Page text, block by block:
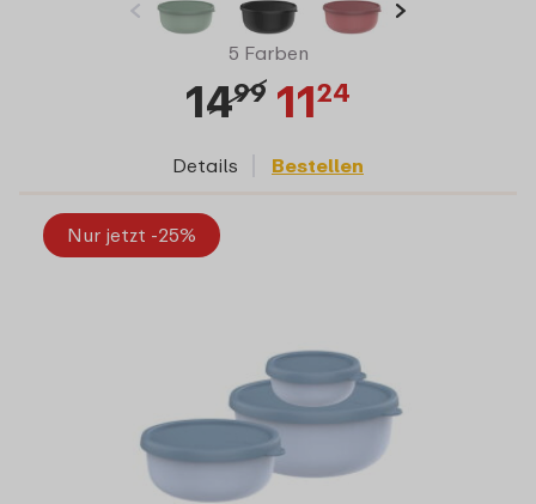
5 Farben
1499 1124
Details Bestellen
Nur jetzt -25%